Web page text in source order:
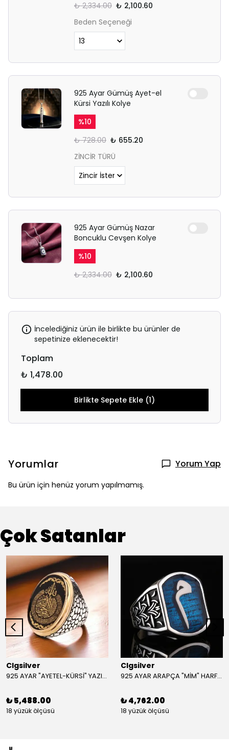
₺ 2,334.00 ₺ 2,100.60
Beden Seçeneği
925 Ayar Gümüş Ayet-el
Kürsi Yazılı Kolye
%10
₺ 728.00 ₺ 655.20
ZİNCİR TÜRÜ
925 Ayar Gümüş Nazar
Boncuklu Cevşen Kolye
%10
₺ 2,334.00 ₺ 2,100.60
İncelediğiniz ürün ile birlikte bu ürünler de
sepetinize eklenecektir!
Toplam
₺ 1,478.00
Birlikte Sepete Ekle (1)
Yorumlar Yorum Yap
Bu ürün için henüz yorum yapılmamış.
Çok Satanlar
Clgsilver
925 AYAR "AYETEL-KÜRSİ" YAZILI GÜMÜŞ ERKEK YÜZÜK
₺ 5,488.00
18 yüzük ölçüsü
Clgsilver
925 AYAR ARAPÇA "MİM" HARFLİ GÜMÜŞ ERKEK YÜZÜK
₺ 4,762.00
18 yüzük ölçüsü